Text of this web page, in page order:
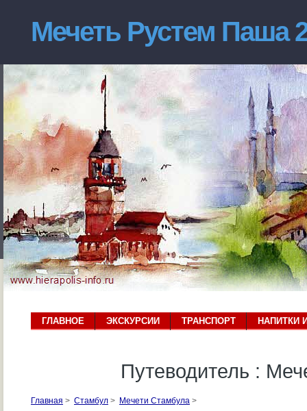
Мечеть Рустем Паша
ГЛАВНОЕ ЭКСКУРСИИ ТРАНСПОРТ НАПИТКИ
Путеводитель :
Главная > Стамбул > Мечети Стамбула >